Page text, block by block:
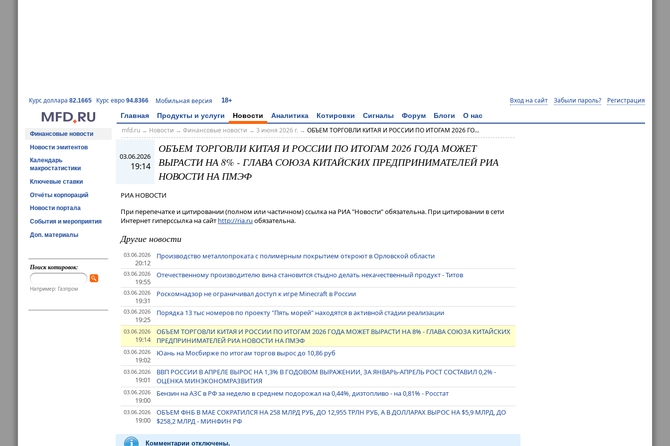
Курс доллара 82.1665 Курс евро 94.8366 Мобильная версия 18+ Вход на сайт Забыли пароль? Регистрация
Главная Продукты и услуги Новости Аналитика Котировки Сигналы Форум Блоги О нас
Финансовые новости
Новости эмитентов
Календарь
макростатистики
Ключевые ставки
Отчёты корпораций
Новости портала
События и мероприятия
Доп. материалы
Поиск котировок:
Например: Газпром
mfd.ru→ Новости → Финансовые новости → 3 июня 2026 г. → ОБЪЕМ ТОРГОВЛИ КИТАЯ И РОССИИ ПО ИТОГАМ 2026 ГО...
03.06.2026
19:14
ОБЪЕМ ТОРГОВЛИ КИТАЯ И РОССИИ ПО ИТОГАМ 2026 ГОДА МОЖЕТ
ВЫРАСТИ НА 8% - ГЛАВА СОЮЗА КИТАЙСКИХ ПРЕДПРИНИМАТЕЛЕЙ РИА
НОВОСТИ НА ПМЭФ
РИА НОВОСТИ
При перепечатке и цитировании (полном или частичном) ссылка на РИА "Новости" обязательна. При цитировании в сети
Интернет гиперссылка на сайт http://ria.ru обязательна.
Другие новости
03.06.2026
20:12
Производство металлопроката с полимерным покрытием откроют в Орловской области
03.06.2026
19:55
Отечественному производителю вина становится стыдно делать некачественный продукт - Титов
03.06.2026
19:31
Роскомнадзор не ограничивал доступ к игре Minecraft в России
03.06.2026
19:25
Порядка 13 тыс номеров по проекту "Пять морей" находятся в активной стадии реализации
03.06.2026
19:14
ОБЪЕМ ТОРГОВЛИ КИТАЯ И РОССИИ ПО ИТОГАМ 2026 ГОДА МОЖЕТ ВЫРАСТИ НА 8% - ГЛАВА СОЮЗА КИТАЙСКИХ
ПРЕДПРИНИМАТЕЛЕЙ РИА НОВОСТИ НА ПМЭФ
03.06.2026
19:02
Юань на Мосбирже по итогам торгов вырос до 10,86 руб
03.06.2026
19:01
ВВП РОССИИ В АПРЕЛЕ ВЫРОС НА 1,3% В ГОДОВОМ ВЫРАЖЕНИИ, ЗА ЯНВАРЬ-АПРЕЛЬ РОСТ СОСТАВИЛ 0,2% -
ОЦЕНКА МИНЭКОНОМРАЗВИТИЯ
03.06.2026
19:00
Бензин на АЗС в РФ за неделю в среднем подорожал на 0,44%, дизтопливо - на 0,81% - Росстат
03.06.2026
19:00
ОБЪЕМ ФНБ В МАЕ СОКРАТИЛСЯ НА 258 МЛРД РУБ, ДО 12,955 ТРЛН РУБ, А В ДОЛЛАРАХ ВЫРОС НА $5,9 МЛРД, ДО
$258,2 МЛРД - МИНФИН РФ
Комментарии отключены.